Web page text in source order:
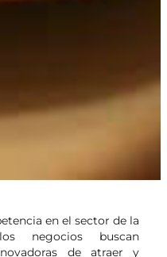
en el sector de la
negocios buscan
de atraer y